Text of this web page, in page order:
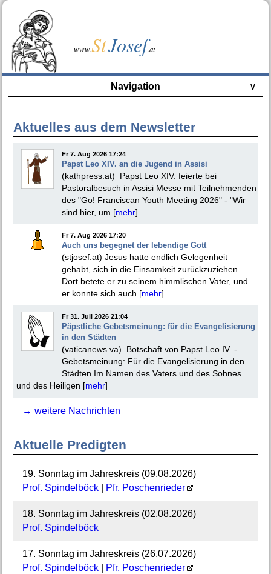
www.StJosef.at
Navigation ∨
Aktuelles aus dem Newsletter
Fr 7. Aug 2026 17:24
Papst Leo XIV. an die Jugend in Assisi
(kathpress.at) Papst Leo XIV. feierte bei
Pastoralbesuch in Assisi Messe mit Teilnehmenden
des "Go! Franciscan Youth Meeting 2026" - "Wir
sind hier, um [mehr]
Fr 7. Aug 2026 17:20
Auch uns begegnet der lebendige Gott
(stjosef.at) Jesus hatte endlich Gelegenheit
gehabt, sich in die Einsamkeit zurückzuziehen.
Dort betete er zu seinem himmlischen Vater, und
er konnte sich auch [mehr]
Fr 31. Juli 2026 21:04
Päpstliche Gebetsmeinung: für die Evangelisierung
in den Städten
(vaticanews.va) Botschaft von Papst Leo IV. -
Gebetsmeinung: Für die Evangelisierung in den
Städten Im Namen des Vaters und des Sohnes
und des Heiligen [mehr]
→ weitere Nachrichten
Aktuelle Predigten
19. Sonntag im Jahreskreis (09.08.2026)
Prof. Spindelböck| Pfr. Poschenrieder
18. Sonntag im Jahreskreis (02.08.2026)
Prof. Spindelböck
17. Sonntag im Jahreskreis (26.07.2026)
Prof. Spindelböck| Pfr. Poschenrieder